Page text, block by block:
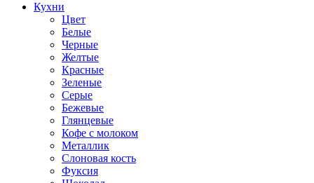
Кухни
Цвет
Белые
Черные
Желтые
Красные
Зеленые
Серые
Бежевые
Глянцевые
Кофе с молоком
Металлик
Слоновая кость
Фуксия